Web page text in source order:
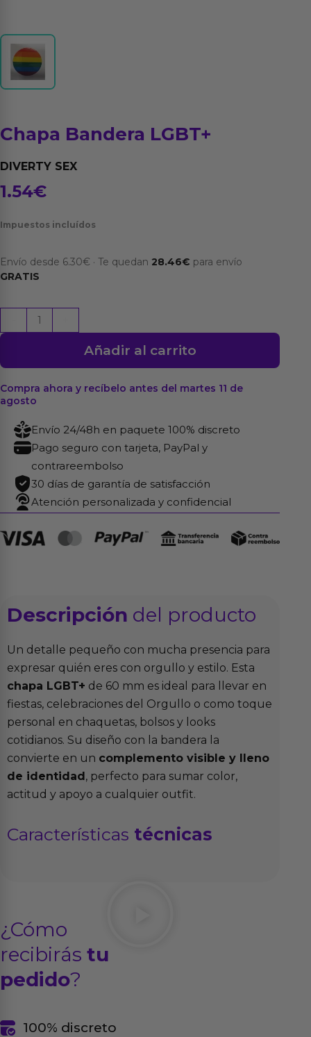
Chapa Bandera LGBT+
DIVERTY SEX
1.54€
Impuestos incluídos
Envío desde 6.30€ · Te quedan 28.46€ para envío
GRATIS
Bandera
cantidad
Añadir al carrito
Compra ahora y recíbelo antes del martes 11 de
agosto
Envío 24/48h en paquete 100% discreto
Pago seguro con tarjeta, PayPal y
contrareembolso
30 días de garantía de satisfacción
Atención personalizada y confidencial
Descripción del producto
Un detalle pequeño con mucha presencia para
expresar quién eres con orgullo y estilo. Esta
chapa LGBT+ de 60 mm es ideal para llevar en
fiestas, celebraciones del Orgullo o como toque
personal en chaquetas, bolsos y looks
cotidianos. Su diseño con la bandera la
convierte en un complemento visible y lleno
de identidad, perfecto para sumar color,
actitud y apoyo a cualquier outfit.
Características técnicas
¿Cómo
recibirás tu
pedido?
100% discreto